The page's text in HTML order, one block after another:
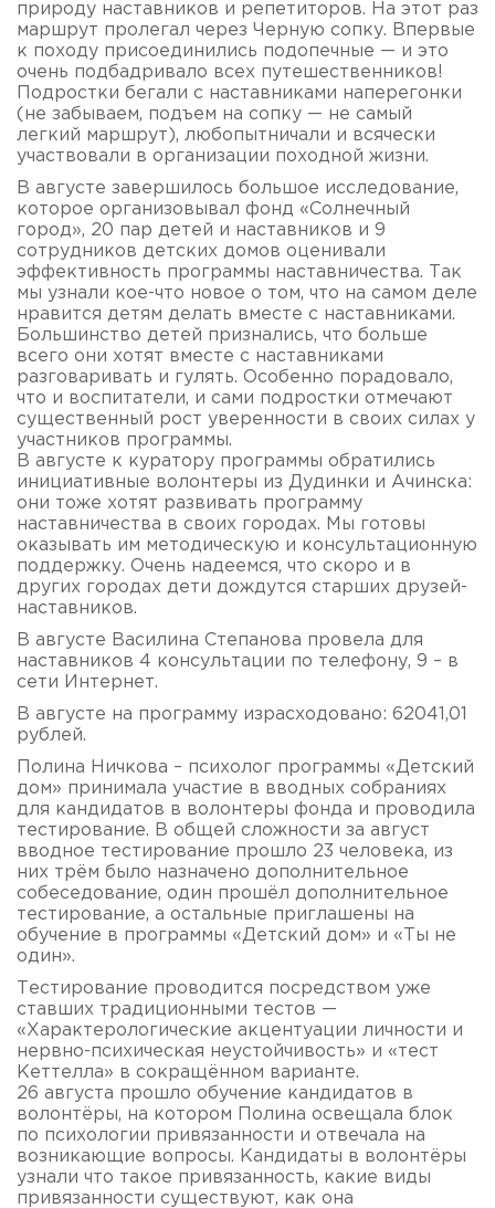
природу наставников и репетиторов. На этот раз
маршрут пролегал через Черную сопку. Впервые
к походу присоединились подопечные — и это
очень подбадривало всех путешественников!
Подростки бегали с наставниками наперегонки
(не забываем, подъем на сопку — не самый
легкий маршрут), любопытничали и всячески
участвовали в организации походной жизни.
В августе завершилось большое исследование,
которое организовывал фонд «Солнечный
город», 20 пар детей и наставников и 9
сотрудников детских домов оценивали
эффективность программы наставничества. Так
мы узнали кое-что новое о том, что на самом деле
нравится детям делать вместе с наставниками.
Большинство детей признались, что больше
всего они хотят вместе с наставниками
разговаривать и гулять. Особенно порадовало,
что и воспитатели, и сами подростки отмечают
существенный рост уверенности в своих силах у
участников программы.
В августе к куратору программы обратились
инициативные волонтеры из Дудинки и Ачинска:
они тоже хотят развивать программу
наставничества в своих городах. Мы готовы
оказывать им методическую и консультационную
поддержку. Очень надеемся, что скоро и в
других городах дети дождутся старших друзей-
наставников.
В августе Василина Степанова провела для
наставников 4 консультации по телефону, 9 – в
сети Интернет.
В августе на программу израсходовано: 62041,01
рублей.
Полина Ничкова – психолог программы «Детский
дом» принимала участие в вводных собраниях
для кандидатов в волонтеры фонда и проводила
тестирование. В общей сложности за август
вводное тестирование прошло 23 человека, из
них трём было назначено дополнительное
собеседование, один прошёл дополнительное
тестирование, а остальные приглашены на
обучение в программы «Детский дом» и «Ты не
один».
Тестирование проводится посредством уже
ставших традиционными тестов —
«Характерологические акцентуации личности и
нервно-психическая неустойчивость» и «тест
Кеттелла» в сокращённом варианте.
26 августа прошло обучение кандидатов в
волонтёры, на котором Полина освещала блок
по психологии привязанности и отвечала на
возникающие вопросы. Кандидаты в волонтёры
узнали что такое привязанность, какие виды
привязанности существуют, как она